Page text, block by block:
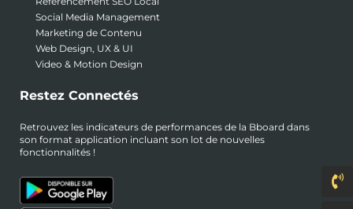
Social Media Management
Marketing de Contenu
Web Design, UX & UI
Video & Motion Design
Restez Connectés
Retrouvez les indicateurs de performances de la Bboard dans
son format application incluant son lot de nouvelles
fonctionnalités !